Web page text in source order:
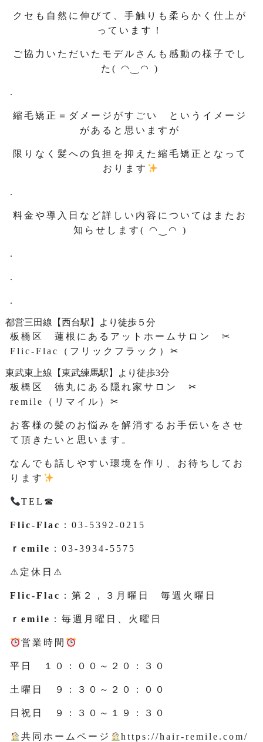
クセも自然に伸びて、手触りも柔らかく仕上が
っています！
ご協力いただいたモデルさんも感動の様子でし
た( ◠‿◠ )
.
縮毛矯正＝ダメージがすごい というイメージ
があると思いますが
限りなく髪への負担を抑えた縮毛矯正となって
おります
.
料金や導入日など詳しい内容についてはまたお
知らせします( ◠‿◠ )
.
.
.
都営三田線【西台駅】より徒歩５分
板橋区 蓮根にあるアットホームサロン ✂
Flic-Flac（フリックフラック）✂
東武東上線【東武練馬駅】より徒歩3分
板橋区 徳丸にある隠れ家サロン ✂
remile（リマイル）✂
お客様の髪のお悩みを解消するお手伝いをさせ
て頂きたいと思います。
なんでも話しやすい環境を作り、お待ちしてお
ります
TEL☎
Flic-Flac ：03-5392-0215
ｒemile ：03-3934-5575
⚠定休日⚠
Flic-Flac ：第２，３月曜日 毎週火曜日
ｒemile ：毎週月曜日、火曜日
営業時間
平日 １０：００～２０：３０
土曜日 ９：３０～２０：００
日祝日 ９：３０～１９：３０
共同ホームページ https://hair-remile.com/